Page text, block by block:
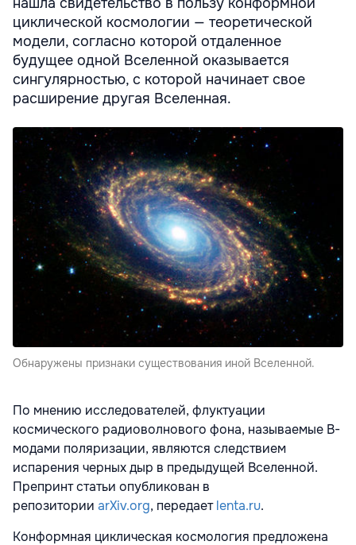
циклической космологии — теоретической
модели, согласно которой отдаленное
будущее одной Вселенной оказывается
сингулярностью, с которой начинает свое
расширение другая Вселенная.
Обнаружены признаки существования иной Вселенной.
По мнению исследователей, флуктуации
космического радиоволнового фона, называемые В-
модами поляризации, являются следствием
испарения черных дыр в предыдущей Вселенной.
Препринт статьи опубликован в
репозитории arXiv.org, передаетlenta.ru.
Конформная циклическая космология предложена